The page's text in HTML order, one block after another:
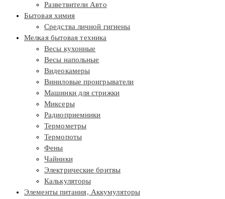
Разветвители Авто
Бытовая химия
Средства личной гигиены
Мелкая бытовая техника
Весы кухонные
Весы напольные
Видеокамеры
Виниловые проигрыватели
Машинки для стрижки
Миксеры
Радиоприемники
Термометры
Термопоты
Фены
Чайники
Электрические бритвы
Калькуляторы
Элементы питания, Аккумуляторы